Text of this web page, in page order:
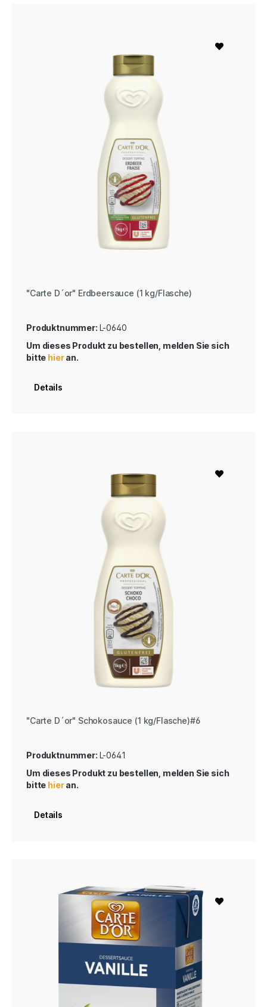
"Carte D´or" Erdbeersauce (1 kg/Flasche)
Produktnummer: L-0640
Um dieses Produkt zu bestellen, melden Sie sich
bitte hieran.
Details
"Carte D´or" Schokosauce (1 kg/Flasche)#6
Produktnummer: L-0641
Um dieses Produkt zu bestellen, melden Sie sich
bitte hieran.
Details